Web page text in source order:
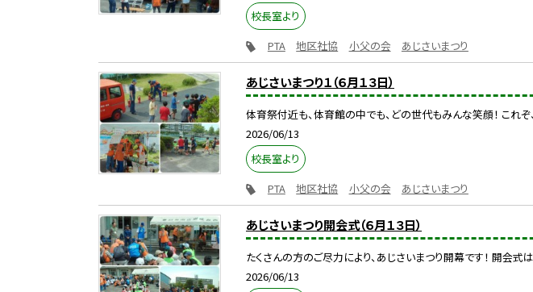
校長室より
PTA
地区社協 小父の会 あじさいまつり
あじさいまつり１（６月１３日）
体育祭付近も、体育館の中でも、どの世代もみんな笑顔！ これぞ
2026/06/13
校長室より
PTA
地区社協 小父の会 あじさいまつり
あじさいまつり開会式（６月１３日）
たくさんの方のご尽力により、あじさいまつり開幕です！ 開会
2026/06/13